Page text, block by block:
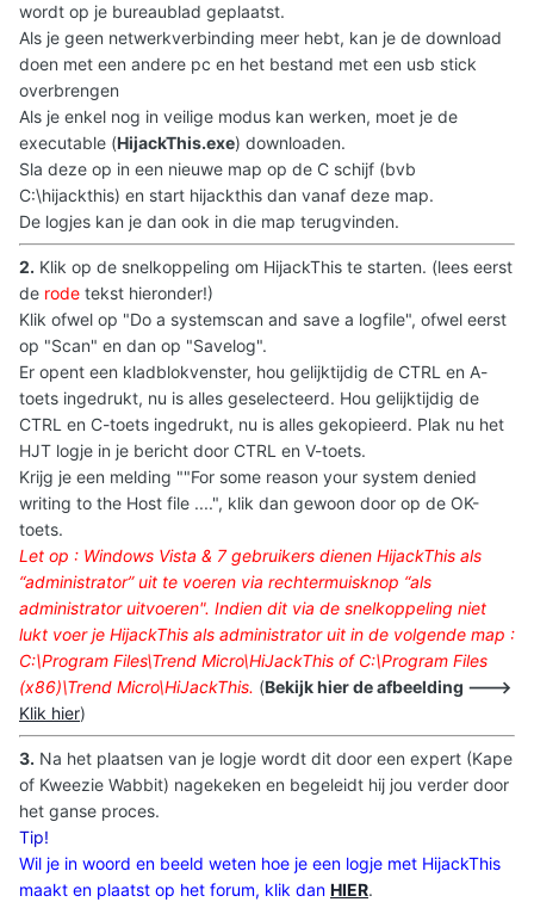
wordt op je bureaublad geplaatst.
Als je geen netwerkverbinding meer hebt, kan je de download
doen met een andere pc en het bestand met een usb stick
overbrengen
Als je enkel nog in veilige modus kan werken, moet je de
executable (HijackThis.exe) downloaden.
Sla deze op in een nieuwe map op de C schijf (bvb
C:\hijackthis) en start hijackthis dan vanaf deze map.
De logjes kan je dan ook in die map terugvinden.
2. Klik op de snelkoppeling om HijackThis te starten. (lees eerst
de rode tekst hieronder!)
Klik ofwel op "Do a systemscan and save a logfile", ofwel eerst
op "Scan" en dan op "Savelog".
Er opent een kladblokvenster, hou gelijktijdig de CTRL en A-
toets ingedrukt, nu is alles geselecteerd. Hou gelijktijdig de
CTRL en C-toets ingedrukt, nu is alles gekopieerd. Plak nu het
HJT logje in je bericht door CTRL en V-toets.
Krijg je een melding ""For some reason your system denied
writing to the Host file ....", klik dan gewoon door op de OK-
toets.
Let op : Windows Vista & 7 gebruikers dienen HijackThis als
“administrator” uit te voeren via rechtermuisknop “als
administrator uitvoeren". Indien dit via de snelkoppeling niet
lukt voer je HijackThis als administrator uit in de volgende map :
C:\Program Files\Trend Micro\HiJackThis of C:\Program Files
(x86)\Trend Micro\HiJackThis. (Bekijk hier de afbeelding --->
Klik hier)
3. Na het plaatsen van je logje wordt dit door een expert (Kape
of Kweezie Wabbit) nagekeken en begeleidt hij jou verder door
het ganse proces.
Tip!
Wil je in woord en beeld weten hoe je een logje met HijackThis
maakt en plaatst op het forum, klik dan HIER.